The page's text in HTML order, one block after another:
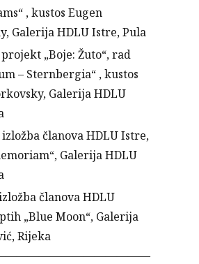
, kustos Eugen
Galerija HDLU Istre, Pula
„Boje: Žuto“, rad
– Sternbergia“ , kustos
Galerija HDLU
članova HDLU Istre,
Galerija HDLU
članova HDLU
„Blue Moon“, Galerija
Rijeka